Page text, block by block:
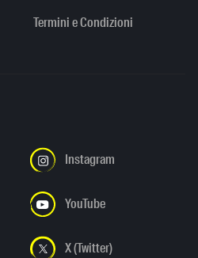
Termini e Condizioni
Instagram
YouTube
X (Twitter)